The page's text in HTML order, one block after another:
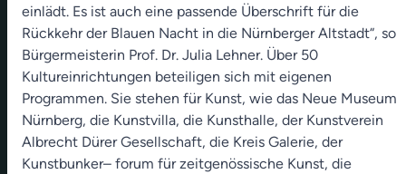
einlädt. Es ist auch eine passende Überschrift für die
Rückkehr der Blauen Nacht in die Nürnberger Altstadt“, so
Bürgermeisterin Prof. Dr. Julia Lehner. Über 50
Kultureinrichtungen beteiligen sich mit eigenen
Programmen. Sie stehen für Kunst, wie das Neue Museum
Nürnberg, die Kunstvilla, die Kunsthalle, der Kunstverein
Albrecht Dürer Gesellschaft, die Kreis Galerie, der
Kunstbunker– forum für zeitgenössische Kunst, die